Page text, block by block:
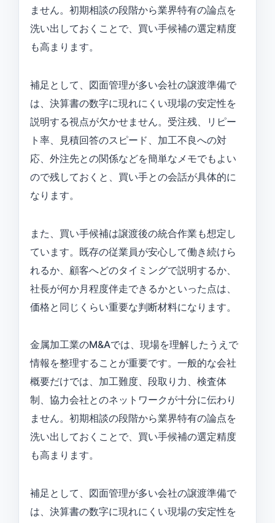
ません。初期相談の段階から業界特有の論点を
洗い出しておくことで、買い手候補の選定精度
も高まります。
補足として、図面管理が多い会社の譲渡準備で
は、決算書の数字に現れにくい現場の安定性を
説明する視点が欠かせません。受注残、リピー
ト率、見積回答のスピード、加工不良への対
応、外注先との関係などを簡単なメモでもよい
ので残しておくと、買い手との会話が具体的に
なります。
また、買い手候補は譲渡後の統合作業も想定し
ています。既存の従業員が安心して働き続けら
れるか、顧客へどのタイミングで説明するか、
社長が何か月程度伴走できるかといった点は、
価格と同じくらい重要な判断材料になります。
金属加工業のM&Aでは、現場を理解したうえで
情報を整理することが重要です。一般的な会社
概要だけでは、加工難度、段取り力、検査体
制、協力会社とのネットワークが十分に伝わり
ません。初期相談の段階から業界特有の論点を
洗い出しておくことで、買い手候補の選定精度
も高まります。
補足として、図面管理が多い会社の譲渡準備で
は、決算書の数字に現れにくい現場の安定性を